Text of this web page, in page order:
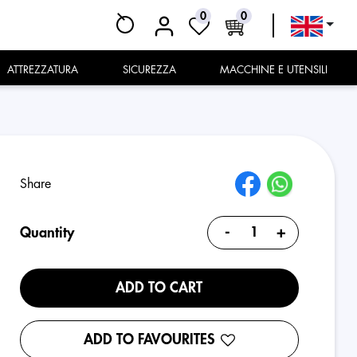
0 0
ATTREZZATURA SICUREZZA MACCHINE E UTENSILI
Share
Quantity - +
ADD TO CART
ADD TO FAVOURITES